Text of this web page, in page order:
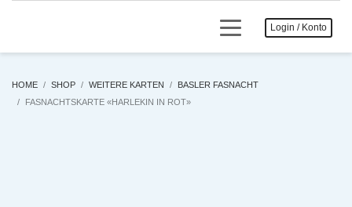
Login / Konto
HOME SHOP WEITERE KARTEN
BASLER FASNACHT
FASNACHTSKARTE «HARLEKIN IN ROT»